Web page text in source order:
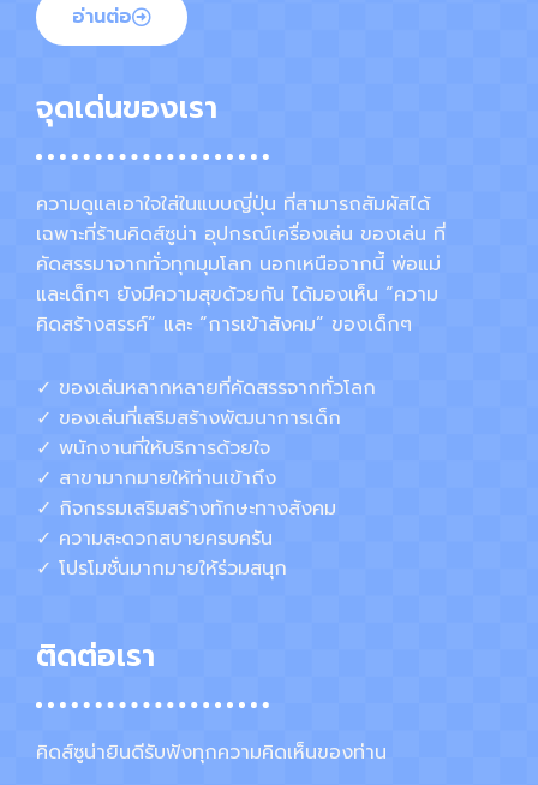
อ่านต่อ
จุดเด่นของเรา
ความดูแลเอาใจใส่ในแบบญี่ปุ่น ที่สามารถสัมผัสได้
เฉพาะที่ร้านคิดส์ซูน่า อุปกรณ์เครื่องเล่น ของเล่น ที่
คัดสรรมาจากทั่วทุกมุมโลก นอกเหนือจากนี้ พ่อแม่
และเด็กๆ ยังมีความสุขด้วยกัน ได้มองเห็น “ความ
คิดสร้างสรรค์” และ “การเข้าสังคม” ของเด็กๆ
✓ ของเล่นหลากหลายที่คัดสรรจากทั่วโลก
✓ ของเล่นที่เสริมสร้างพัฒนาการเด็ก
✓ พนักงานที่ให้บริการด้วยใจ
✓ สาขามากมายให้ท่านเข้าถึง
✓ กิจกรรมเสริมสร้างทักษะทางสังคม
✓ ความสะดวกสบายครบครัน
✓ โปรโมชั่นมากมายให้ร่วมสนุก
ติดต่อเรา
คิดส์ซูน่ายินดีรับฟังทุกความคิดเห็นของท่าน